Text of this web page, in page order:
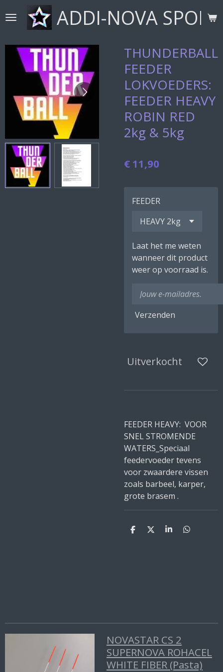
direct
de
hoofdinhoud
ADDI-NOVA
THUNDERBALL
FEEDER
LOKVOEDERS:
FEEDER HEAVY
ROBIN RED
2kg & 5kg
€ 11,90
FEEDER
Laat het me weten
wanneer dit product
weer op voorraad is.
Verzenden
Uitverkocht
FEEDER HEAVY: VOOR
SNEL STROMENDE
WATERS_Speciaal
feedervoeder tevens
voor zwaardere vissen
zoals barbeel, karper,
grote brasem .
D
D
S
D
NOVASTAR CS 2
SUPERNOVA ROHACEL
WHITE FIBER (Pasta)